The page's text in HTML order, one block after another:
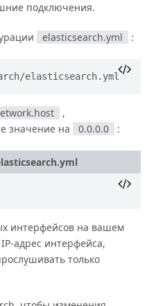
подключения.
elasticsearch.yml :
elasticsearch.yml
,
значение на
0.0.0.0 :
интерфейсов на вашем
адрес интерфейса,
только